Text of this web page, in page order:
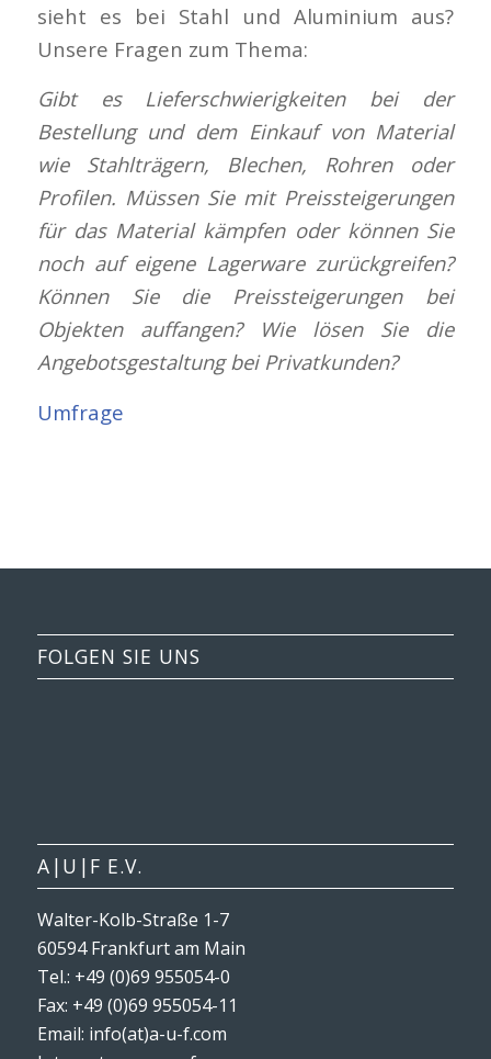
sieht es bei Stahl und Aluminium aus?
Unsere Fragen zum Thema:
Gibt es Lieferschwierigkeiten bei der
Bestellung und dem Einkauf von Material
wie Stahlträgern, Blechen, Rohren oder
Profilen. Müssen Sie mit Preissteigerungen
für das Material kämpfen oder können Sie
noch auf eigene Lagerware zurückgreifen?
Können Sie die Preissteigerungen bei
Objekten auffangen? Wie lösen Sie die
Angebotsgestaltung bei Privatkunden?
Umfrage
FOLGEN SIE UNS
A|U|F E.V.
Walter-Kolb-Straße 1-7
60594 Frankfurt am Main
Tel.: +49 (0)69 955054-0
Fax: +49 (0)69 955054-11
Email: info(at)a-u-f.com